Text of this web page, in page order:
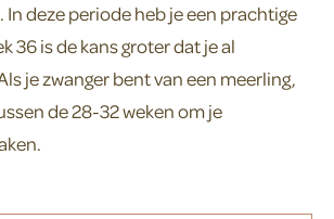
In deze periode heb je een prachtige
36 is de kans groter dat je al
je zwanger bent van een meerling,
de 28-32 weken om je